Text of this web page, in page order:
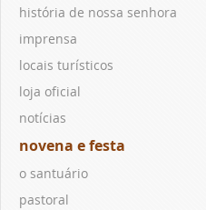
história de nossa senhora
imprensa
locais turísticos
loja oficial
notícias
novena e festa
o santuário
pastoral